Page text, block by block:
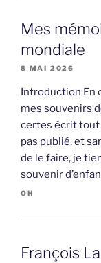
Mes
mondiale
8 MAI 2026
Introduction En
mes souvenirs
certes écrit tout
pas publié, et
de le faire, je
souvenir
OH
François